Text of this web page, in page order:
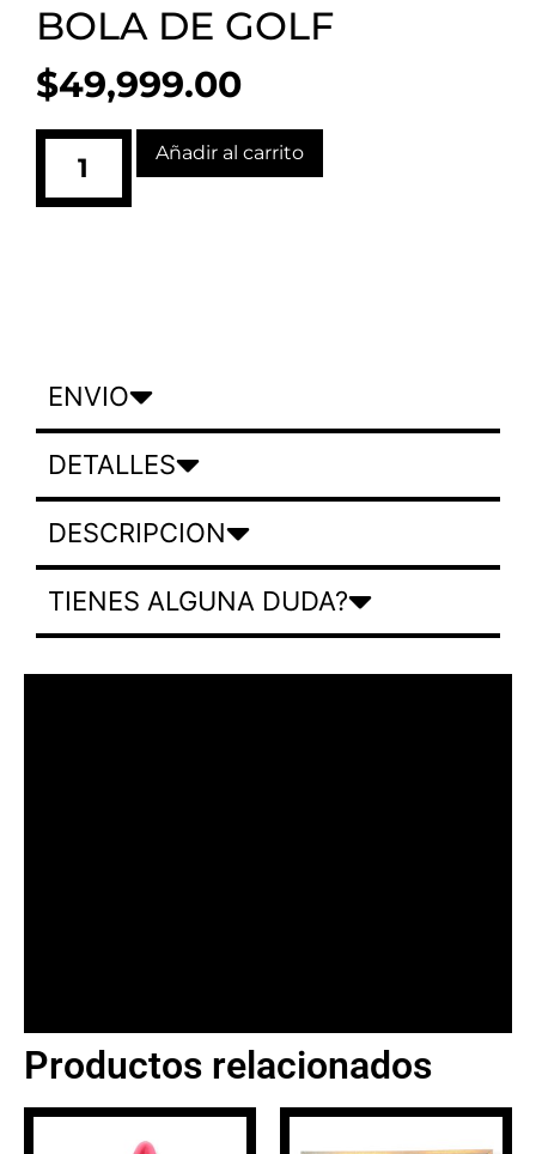
BOLA DE GOLF
$49,999.00
Añadir al carrito
ENVIO
DETALLES
DESCRIPCION
TIENES ALGUNA DUDA?
BANNER CON
PROMOCIONES 1
Productos relacionados